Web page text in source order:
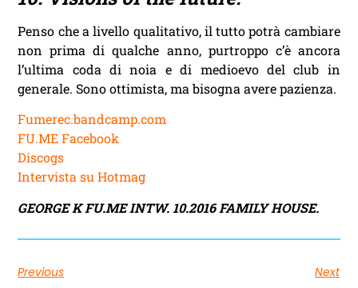
Penso che a livello qualitativo, il tutto potrà cambiare
non prima di qualche anno, purtroppo c’è ancora
l’ultima coda di noia e di medioevo del club in
generale. Sono ottimista, ma bisogna avere pazienza.
Fumerec.bandcamp.com
FU.ME Facebook
Discogs
Intervista su Hotmag
GEORGE K FU.ME INTW. 10.2016 FAMILY HOUSE.
Previous Next